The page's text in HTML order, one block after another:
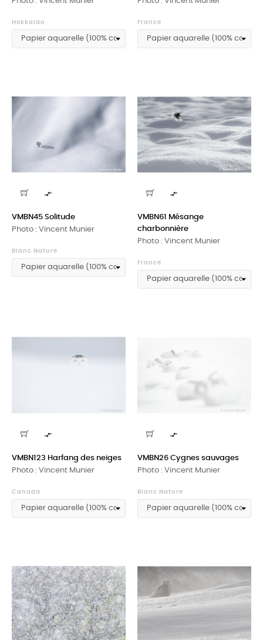
Hokkaido France

VMBN45 Solitude
Photo : Vincent Munier
Blanc Nature

VMBN61 Mésange
charbonnière
Photo : Vincent Munier
France

VMBN123 Harfang des neiges
Photo : Vincent Munier
Canada

VMBN26 Cygnes sauvages
Photo : Vincent Munier
Blanc Nature